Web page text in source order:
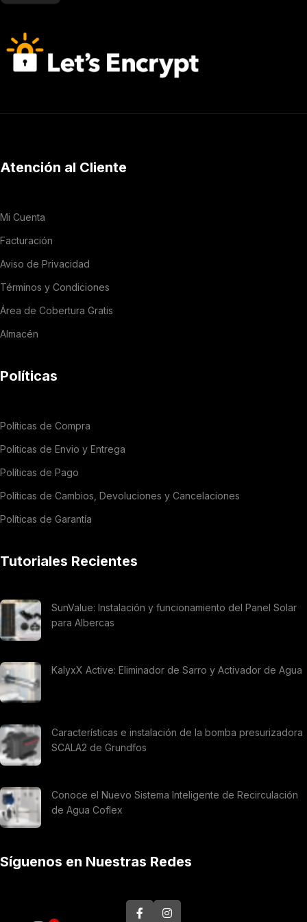
Atención al Cliente
Mi Cuenta
Facturación
Aviso de Privacidad
Términos y Condiciones
Área de Cobertura Gratis
Almacén
Políticas
Políticas de Compra
Politicas de Envio y Entrega
Políticas de Pago
Políticas de Cambios, Devoluciones y Cancelaciones
Políticas de Garantía
Tutoriales Recientes
SunValue: Instalación y funcionamiento del Panel Solar
para Albercas
KalyxX Active: Eliminador de Sarro y Activador de Agua
Características e instalación de la bomba presurizadora
SCALA2 de Grundfos
Conoce el Nuevo Sistema Inteligente de Recirculación
de Agua Coflex
Síguenos en Nuestras Redes